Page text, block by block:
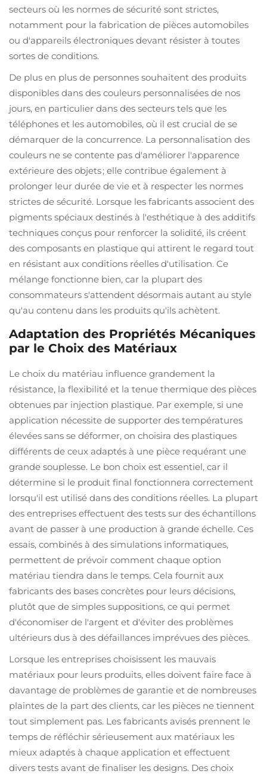
secteurs où les normes de sécurité sont strictes,
notamment pour la fabrication de pièces automobiles
ou d'appareils électroniques devant résister à toutes
sortes de conditions.
De plus en plus de personnes souhaitent des produits
disponibles dans des couleurs personnalisées de nos
jours, en particulier dans des secteurs tels que les
téléphones et les automobiles, où il est crucial de se
démarquer de la concurrence. La personnalisation des
couleurs ne se contente pas d'améliorer l'apparence
extérieure des objets ; elle contribue également à
prolonger leur durée de vie et à respecter les normes
strictes de sécurité. Lorsque les fabricants associent des
pigments spéciaux destinés à l'esthétique à des additifs
techniques conçus pour renforcer la solidité, ils créent
des composants en plastique qui attirent le regard tout
en résistant aux conditions réelles d'utilisation. Ce
mélange fonctionne bien, car la plupart des
consommateurs s'attendent désormais autant au style
qu'au contenu dans les produits qu'ils achètent.
Adaptation des Propriétés Mécaniques
par le Choix des Matériaux
Le choix du matériau influence grandement la
résistance, la flexibilité et la tenue thermique des pièces
obtenues par injection plastique. Par exemple, si une
application nécessite de supporter des températures
élevées sans se déformer, on choisira des plastiques
différents de ceux adaptés à une pièce requérant une
grande souplesse. Le bon choix est essentiel, car il
détermine si le produit final fonctionnera correctement
lorsqu'il est utilisé dans des conditions réelles. La plupart
des entreprises effectuent des tests sur des échantillons
avant de passer à une production à grande échelle. Ces
essais, combinés à des simulations informatiques,
permettent de prévoir comment chaque option
matériau tiendra dans le temps. Cela fournit aux
fabricants des bases concrètes pour leurs décisions,
plutôt que de simples suppositions, ce qui permet
d'économiser de l'argent et d'éviter des problèmes
ultérieurs dus à des défaillances imprévues des pièces.
Lorsque les entreprises choisissent les mauvais
matériaux pour leurs produits, elles doivent faire face à
davantage de problèmes de garantie et de nombreuses
plaintes de la part des clients, car les pièces ne tiennent
tout simplement pas. Les fabricants avisés prennent le
temps de réfléchir sérieusement aux matériaux les
mieux adaptés à chaque application et effectuent
divers tests avant de finaliser les designs. Des choix